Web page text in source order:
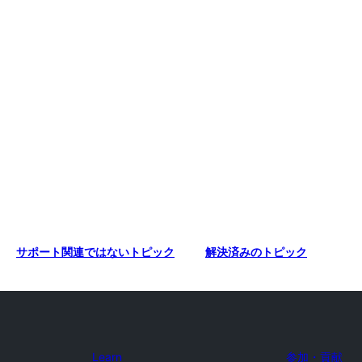
サポート関連ではないトピック 解決済みのトピック
Learn 参加・貢献